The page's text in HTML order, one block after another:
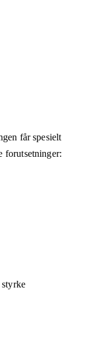
får spesielt
forutsetninger:
styrke